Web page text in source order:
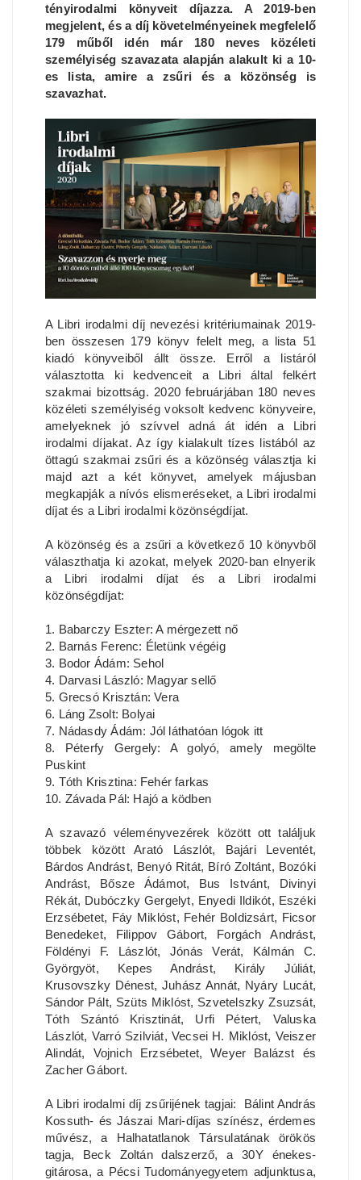
tényirodalmi könyveit díjazza. A 2019-ben
megjelent, és a díj követelményeinek megfelelő
179 műből idén már 180 neves közéleti
személyiség szavazata alapján alakult ki a 10-
es lista, amire a zsűri és a közönség is
szavazhat.
A Libri irodalmi díj nevezési kritériumainak 2019-
ben összesen 179 könyv felelt meg, a lista 51
kiadó könyveiből állt össze. Erről a listáról
választotta ki kedvenceit a Libri által felkért
szakmai bizottság. 2020 februárjában 180 neves
közéleti személyiség voksolt kedvenc könyveire,
amelyeknek jó szívvel adná át idén a Libri
irodalmi díjakat. Az így kialakult tízes listából az
öttagú szakmai zsűri és a közönség választja ki
majd azt a két könyvet, amelyek májusban
megkapják a nívós elismeréseket, a Libri irodalmi
díjat és a Libri irodalmi közönségdíjat.
A közönség és a zsűri a következő 10 könyvből
választhatja ki azokat, melyek 2020-ban elnyerik
a Libri irodalmi díjat és a Libri irodalmi
közönségdíjat:
1. Babarczy Eszter: A mérgezett nő
2. Barnás Ferenc: Életünk végéig
3. Bodor Ádám: Sehol
4. Darvasi László: Magyar sellő
5. Grecsó Krisztán: Vera
6. Láng Zsolt: Bolyai
7. Nádasdy Ádám: Jól láthatóan lógok itt
8. Péterfy Gergely: A golyó, amely megölte
Puskint
9. Tóth Krisztina: Fehér farkas
10. Závada Pál: Hajó a ködben
A szavazó véleményvezérek között ott találjuk
többek között Arató Lászlót, Bajári Leventét,
Bárdos Andrást, Benyó Ritát, Bíró Zoltánt, Bozóki
Andrást, Bősze Ádámot, Bus Istvánt, Divinyi
Rékát, Dubóczky Gergelyt, Enyedi Ildikót, Eszéki
Erzsébetet, Fáy Miklóst, Fehér Boldizsárt, Ficsor
Benedeket, Filippov Gábort, Forgách Andrást,
Földényi F. Lászlót, Jónás Verát, Kálmán C.
Györgyöt, Kepes Andrást, Király Júliát,
Krusovszky Dénest, Juhász Annát, Nyáry Lucát,
Sándor Pált, Szüts Miklóst, Szvetelszky Zsuzsát,
Tóth Szántó Krisztinát, Urfi Pétert, Valuska
Lászlót, Varró Szilviát, Vecsei H. Miklóst, Veiszer
Alindát, Vojnich Erzsébetet, Weyer Balázst és
Zacher Gábort.
A Libri irodalmi díj zsűrijének tagjai: Bálint András
Kossuth- és Jászai Mari-díjas színész, érdemes
művész, a Halhatatlanok Társulatának örökös
tagja, Beck Zoltán dalszerző, a 30Y énekes-
gitárosa, a Pécsi Tudományegyetem adjunktusa,